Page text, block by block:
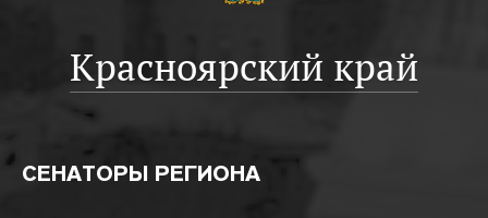
Красноярский край
СЕНАТОРЫ РЕГИОНА